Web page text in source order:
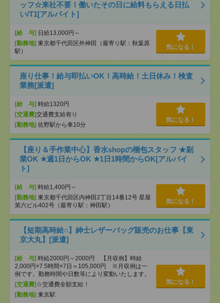
ッフ☆来社不要！働いたその日に給料もらえる日払
い/T1[アルバイト]
[給 与] 日給13,000円～
[勤務地] 東京都千代田区外神田（最寄り駅：秋葉原
駅）
気になる！
座り仕事！給与即払いOK！高時給！土日休み！検査
業務[派遣]
[給 与] 時給1320円
[交通費]交通費支給有り
[勤務地] 佐野駅から車10分
気になる！
【座り＆手作業中心】香水shopの梱包スタッフ ★副
業OK ★週1日からOK ★1日1時間からOK[アルバイ
ト]
[給 与] 時給1,400円～
[勤務地] 東京都千代田区内神田2丁目14番12号 星屋
第六ビル402号（最寄り駅：神田駅）
気になる！
【短期高時給○】紳士レザーバッグ販売のお仕事【東
京大丸】[派遣]
[給 与] 時給2000円～2000円 【月収例】時給
2,000円×7.5時間×7日＝105,000円 ※月収例は一
例です。勤務時間や日数等により変動いたします。
[交通費] ☆交通費全額支給！
[勤務地] 東京駅
気になる！